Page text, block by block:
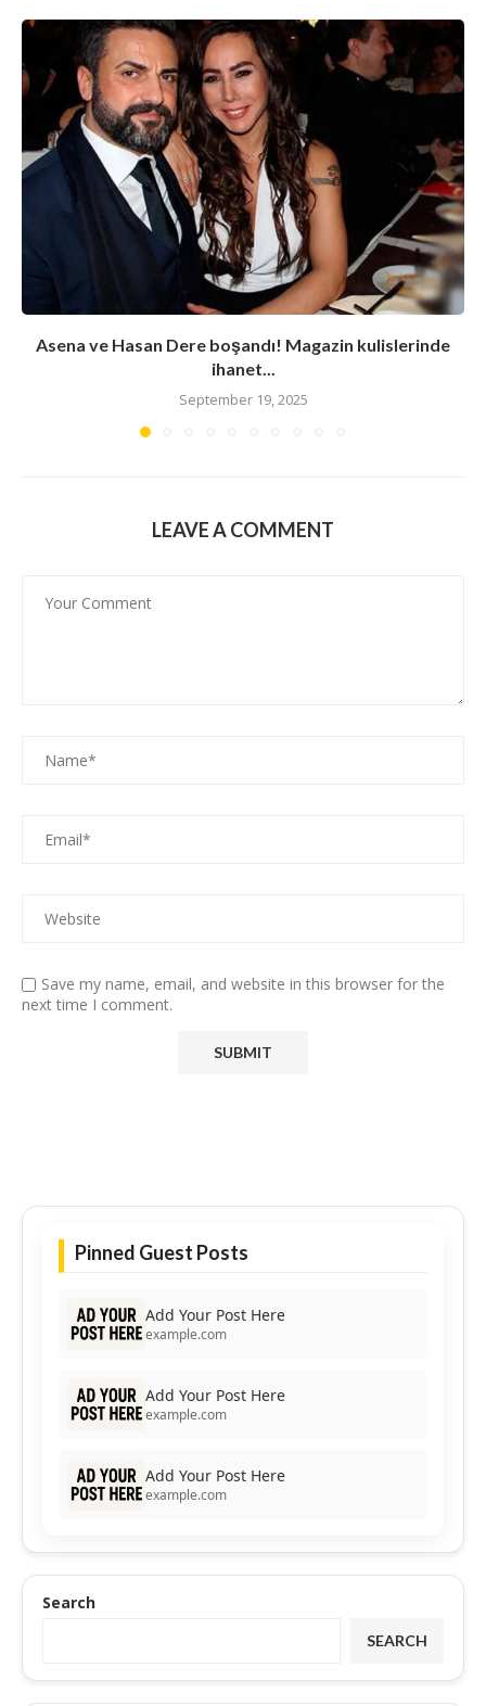
Asena ve Hasan Dere boşandı! Magazin kulislerinde
ihanet...
September 19, 2025
LEAVE A COMMENT
Save my name, email, and website in this browser for the
next time I comment.
Pinned Guest Posts
Add Your Post Here
example.com
Add Your Post Here
example.com
Add Your Post Here
example.com
Search
SEARCH